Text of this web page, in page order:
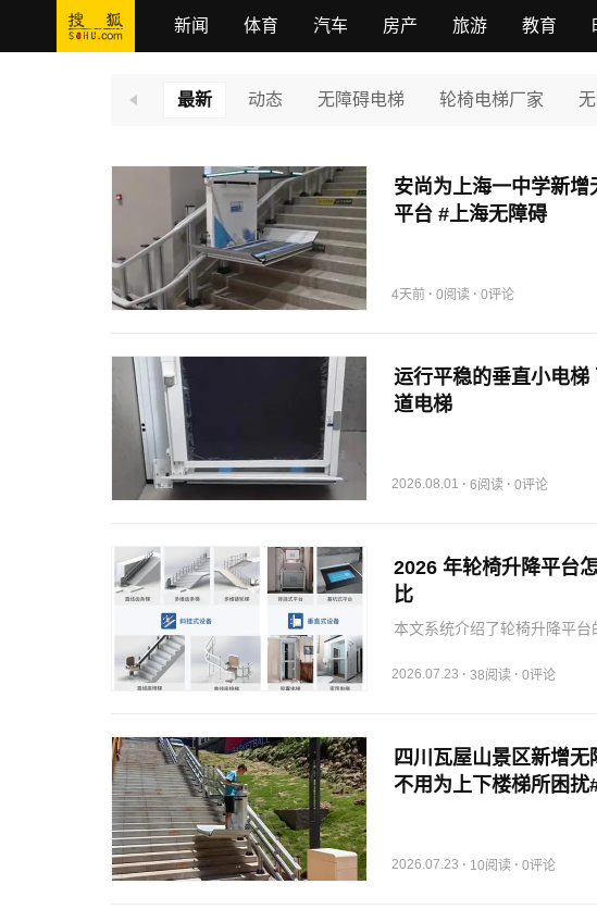
新闻 体育 汽车 房产 旅游 教育
最新 动态 无障碍电梯 轮椅电梯厂家
安尚为上海一中学新
平台 #上海无障碍
4天前 · 0阅读 · 0评论
运行平稳的垂直小电
道电梯
2026.08.01 · 6阅读 · 0评论
2026 年轮椅升降平台
比
本文系统介绍了轮椅升降平台
2026.07.23 · 38阅读 · 0评论
四川瓦屋山景区新增
不用为上下楼梯所困扰
2026.07.23 · 10阅读 · 0评论